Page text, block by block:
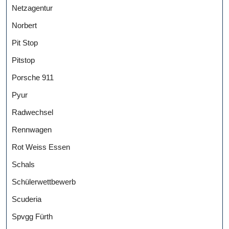
Netzagentur
Norbert
Pit Stop
Pitstop
Porsche 911
Pyur
Radwechsel
Rennwagen
Rot Weiss Essen
Schals
Schülerwettbewerb
Scuderia
Spvgg Fürth